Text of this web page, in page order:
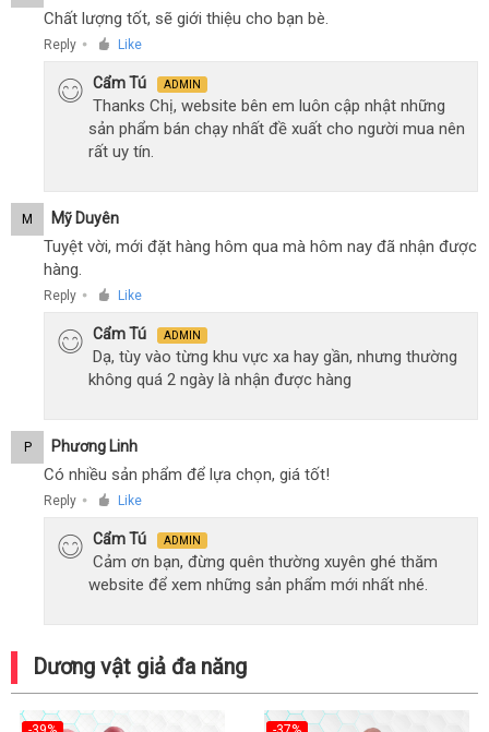
Chất lượng tốt, sẽ giới thiệu cho bạn bè.
Reply ● Like
Cẩm Tú ADMIN
Thanks Chị, website bên em luôn cập nhật những
sản phẩm bán chạy nhất đề xuất cho người mua nên
rất uy tín.
M Mỹ Duyên
Tuyệt vời, mới đặt hàng hôm qua mà hôm nay đã nhận được
hàng.
Reply ● Like
Cẩm Tú ADMIN
Dạ, tùy vào từng khu vực xa hay gần, nhưng thường
không quá 2 ngày là nhận được hàng
P Phương Linh
Có nhiều sản phẩm để lựa chọn, giá tốt!
Reply ● Like
Cẩm Tú ADMIN
Cảm ơn bạn, đừng quên thường xuyên ghé thăm
website để xem những sản phẩm mới nhất nhé.
Dương vật giả đa năng